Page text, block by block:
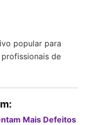
popular para
de
Mais Defeitos